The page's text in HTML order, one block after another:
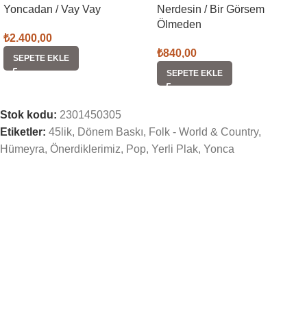
Yoncadan / Vay Vay
₺2.400,00
SEPETE EKLE
Nerdesin / Bir Görsem
Ölmeden
₺840,00
SEPETE EKLE
Stok kodu: 2301450305
Etiketler: 45lik, Dönem Baskı, Folk - World & Country,
Hümeyra, Önerdiklerimiz, Pop, Yerli Plak, Yonca